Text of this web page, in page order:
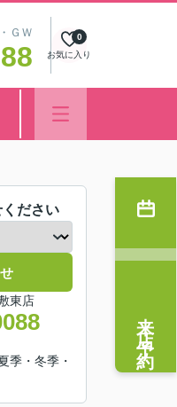
ＧＷ
お気に入り
0
ださい
東店
季・冬季・
来店予約